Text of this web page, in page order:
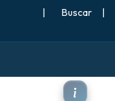
| |